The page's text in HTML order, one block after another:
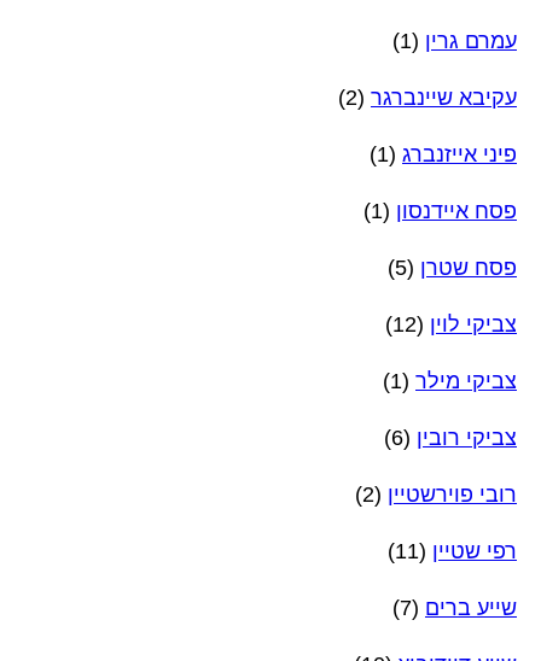
עמרם גרין (1)
עקיבא שיינברגר (2)
פיני אייזנברג (1)
פסח איידנסון (1)
פסח שטרן (5)
צביקי לוין (12)
צביקי מילר (1)
צביקי רובין (6)
רובי פוירשטיין (2)
רפי שטיין (11)
שייע ברים (7)